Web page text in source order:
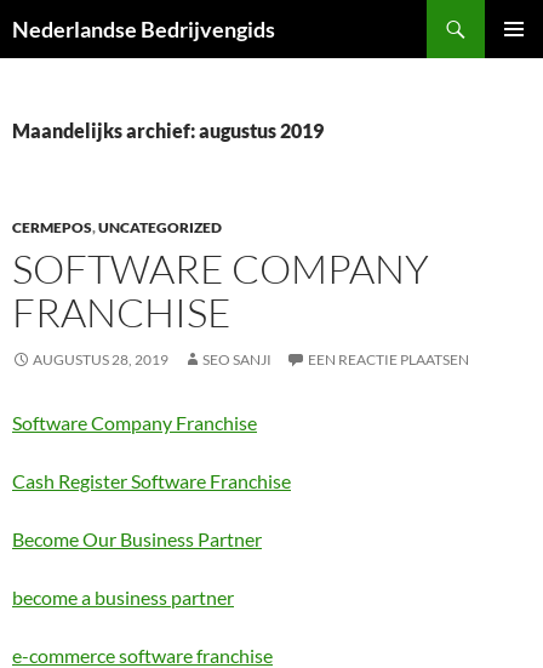
naar
Nederlandse Bedrijvengids
Maandelijks archief: augustus 2019
CERMEPOS,UNCATEGORIZED
SOFTWARE COMPANY
FRANCHISE
AUGUSTUS 28, 2019 SEO SANJI EEN REACTIE PLAATSEN
Software Company Franchise
Cash Register Software Franchise
Become Our Business Partner
become a business partner
e-commerce software franchise